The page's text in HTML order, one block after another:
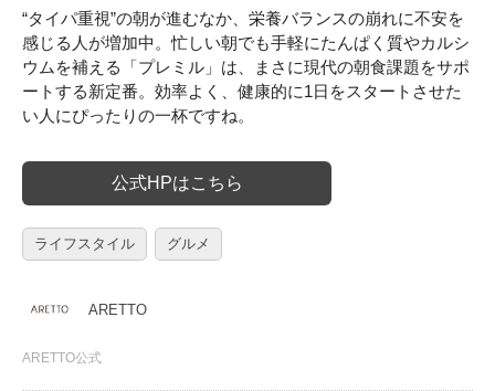
“タイパ重視”の朝が進むなか、栄養バランスの崩れに不安を
感じる人が増加中。忙しい朝でも手軽にたんぱく質やカルシ
ウムを補える「プレミル」は、まさに現代の朝食課題をサポ
ートする新定番。効率よく、健康的に1日をスタートさせた
い人にぴったりの一杯ですね。
公式HPはこちら
ライフスタイル グルメ
ARETTO
ARETTO公式